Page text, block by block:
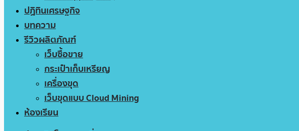
ปฏิทินเศรษฐกิจ
บทความ
รีวิวผลิตภัณฑ์
เว็บซื้อขาย
กระเป๋าเก็บเหรียญ
เครื่องขุด
เว็บขุดแบบ Cloud Mining
ห้องเรียน